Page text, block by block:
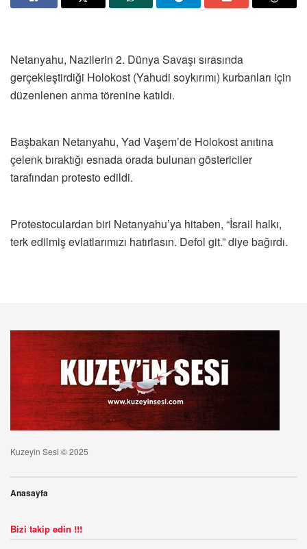
Netanyahu, Nazilerin 2. Dünya Savaşı sırasında
gerçekleştirdiği Holokost (Yahudi soykırımı) kurbanları için
düzenlenen anma törenine katıldı.
Başbakan Netanyahu, Yad Vaşem’de Holokost anıtına
çelenk bıraktığı esnada orada bulunan göstericiler
tarafından protesto edildi.
Protestoculardan biri Netanyahu’ya hitaben, “İsrail halkı,
terk edilmiş evlatlarımızı hatırlasın. Defol git.” diye bağırdı.
Kuzeyin Sesi © 2025
Anasayfa
Bizi takip edin !!!